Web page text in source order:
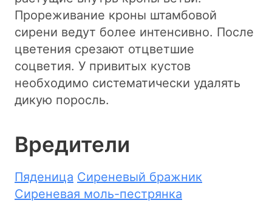
Прореживание кроны штамбовой
сирени ведут более интенсивно. После
цветения срезают отцветшие
соцветия. У привитых кустов
необходимо систематически удалять
дикую поросль.
Вредители
Пяденица Сиреневый бражник
Сиреневая моль-пестрянка